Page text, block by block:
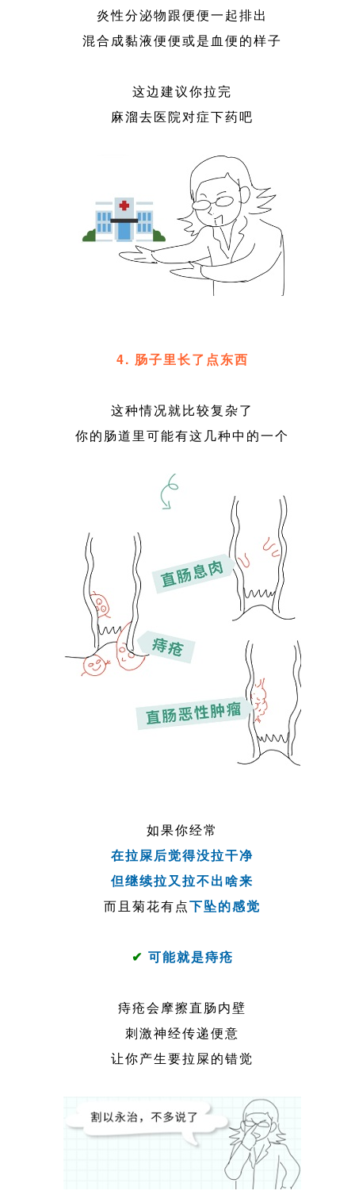
炎性分泌物跟便便一起排出
混合成黏液便便或是血便的样子
这边建议你拉完
麻溜去医院对症下药吧
4. 肠子里长了点东西
这种情况就比较复杂了
你的肠道里可能有这几种中的一个
如果你经常
在拉屎后觉得没拉干净
但继续拉又拉不出啥来
而且菊花有点下坠的感觉
✔ 可能就是痔疮
痔疮会摩擦直肠内壁
刺激神经传递便意
让你产生要拉屎的错觉